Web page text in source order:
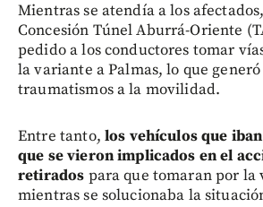
Mientras se atendía a los
Concesión Túnel Aburrá-Oriente
pedido a los conductores tomar
la variante a Palmas, lo que
traumatismos a la movilidad.
Entre tanto, los vehículos que
que se vieron implicados en el
retirados para que tomaran por la
mientras se solucionaba la